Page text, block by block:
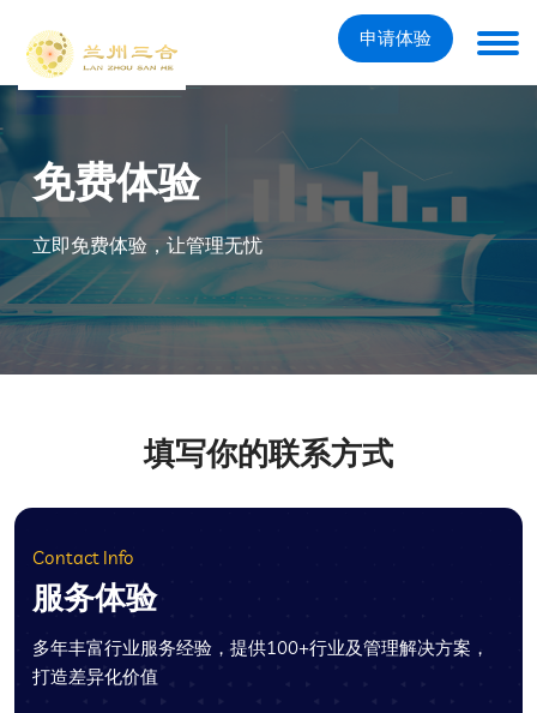
申请体验
免费体验
立即免费体验，让管理无忧
填写你的联系方式
Contact Info
服务体验
多年丰富行业服务经验，提供100+行业及管理解决方案，
打造差异化价值